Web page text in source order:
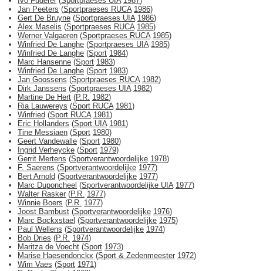
Jan Peeters (Sportpraeses RUCA 1986)
Gert De Bruyne (Sportpraeses UIA 1986)
Alex Maselis (Sportpraeses RUCA 1985)
Werner Valgaeren (Sportpraeses RUCA 1985)
Winfried De Langhe (Sportpraeses UIA 1985)
Winfried De Langhe (Sport 1984)
Marc Hansenne (Sport 1983)
Winfried De Langhe (Sport 1983)
Jan Goossens (Sportpraeses RUCA 1982)
Dirk Janssens (Sportpraeses UIA 1982)
Martine De Hert (P.R. 1982)
Ria Lauwereys (Sport RUCA 1981)
Winfried (Sport RUCA 1981)
Eric Hollanders (Sport UIA 1981)
Tine Messiaen (Sport 1980)
Geert Vandewalle (Sport 1980)
Ingrid Verheycke (Sport 1979)
Gerrit Mertens (Sportverantwoordelijke 1978)
F. Saerens (Sportverantwoordelijke 1977)
Bert Arnold (Sportverantwoordelijke 1977)
Marc Duponcheel (Sportverantwoordelijke UIA 1977)
Walter Rasker (P.R. 1977)
Winnie Boers (P.R. 1977)
Joost Bambust (Sportverantwoordelijke 1976)
Marc Bockxstael (Sportverantwoordelijke 1975)
Paul Wellens (Sportverantwoordelijke 1974)
Bob Dries (P.R. 1974)
Maritza de Voecht (Sport 1973)
Marise Haesendonckx (Sport & Zedenmeester 1972)
Wim Vaes (Sport 1971)